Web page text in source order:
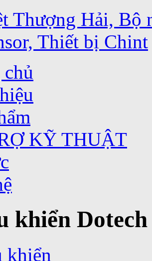
Thượng Hải, Bộ
Thiết bị Chint
KỸ THUẬT
khiển